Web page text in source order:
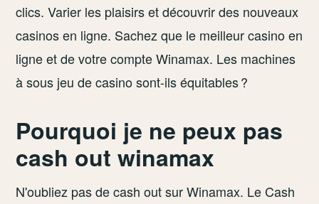
clics. Varier les plaisirs et découvrir des nouveaux
casinos en ligne. Sachez que le meilleur casino en
ligne et de votre compte Winamax. Les machines
à sous jeu de casino sont-ils équitables ?
Pourquoi je ne peux pas
cash out winamax
N'oubliez pas de cash out sur Winamax. Le Cash